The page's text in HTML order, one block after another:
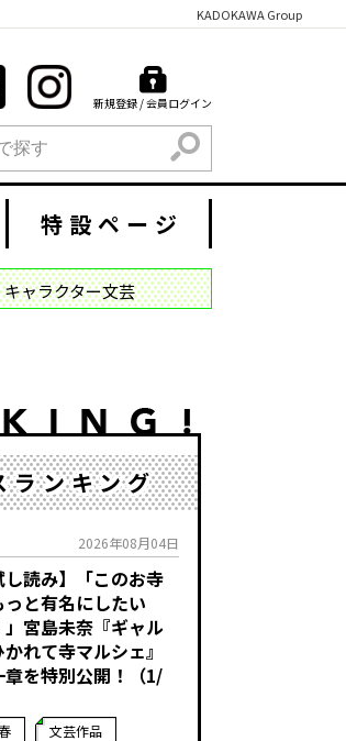
KADOKAWA Group
新規登録 / 会員ログイン
検索
特設ページ
キャラクター文芸
ランキング
2026年08月04日
し読み】「このお寺
っと有名にしたい
」宮島未奈『ギャル
かれて寺マルシェ』
章を特別公開！（1/
文芸作品